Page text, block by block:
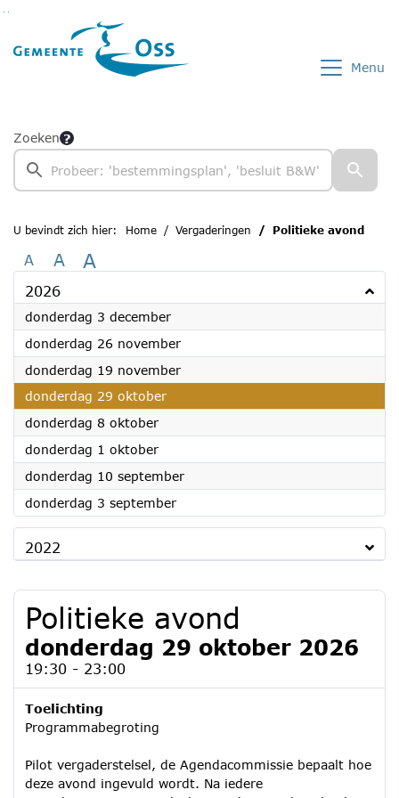
Ga naar de inhoud van deze pagina
Ga naar het zoeken
Ga naar het menu
Menu
Zoeken
U bevindt zich hier: Home Vergaderingen Politieke avond
A A A
2026
donderdag 3 december2026
donderdag 26 november2026
donderdag 19 november2026
donderdag 29 oktober2026
donderdag 8 oktober2026
donderdag 1 oktober2026
donderdag 10 september2026
donderdag 3 september2026
2022
Politieke avond
donderdag 29 oktober 2026
19:30 - 23:00
Toelichting
Programmabegroting
Pilot vergaderstelsel, de Agendacommissie bepaalt hoe
deze avond ingevuld wordt. Na iedere